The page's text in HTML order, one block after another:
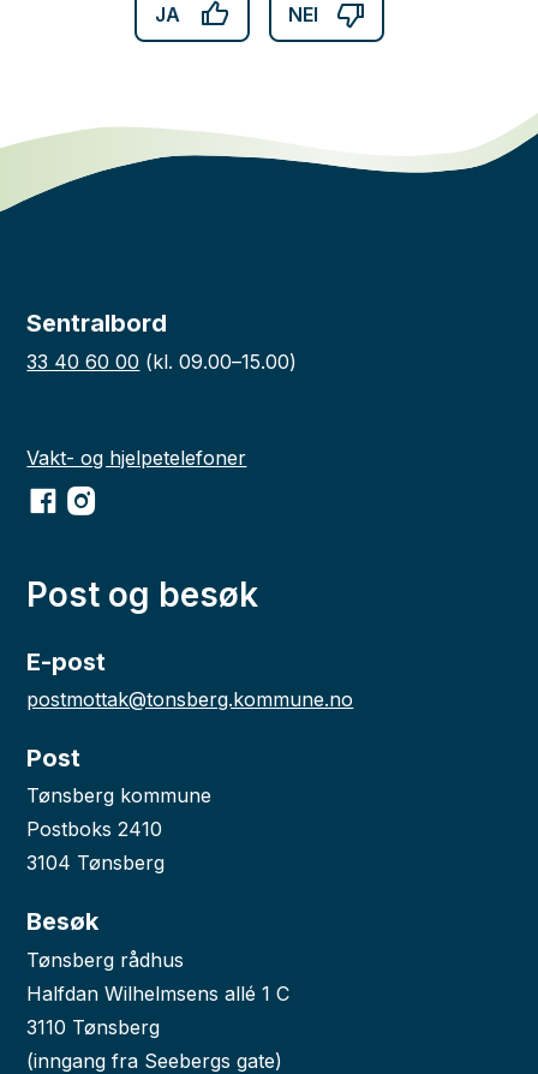
JA NEI
Sentralbord
33 40 60 00 (kl. 09.00–15.00)
Vakt- og hjelpetelefoner
Facebook
Instagram
Post og besøk
E-post
postmottak@tonsberg.kommune.no
Post
Tønsberg kommune
Postboks 2410
3104 Tønsberg
Besøk
Tønsberg rådhus
Halfdan Wilhelmsens allé 1 C
3110 Tønsberg
(inngang fra Seebergs gate)